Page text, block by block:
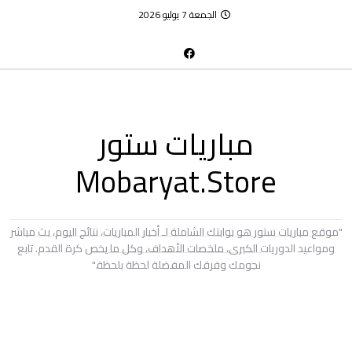
الجمعة 7 يوليو 2026
مباريات ستور
Mobaryat.Store
"موقع مباريات ستور هو بوابتك الشاملة لـ أخبار المباريات، نتائج اليوم، بث مباشر
ومواعيد الدوريات الكبرى، ملخصات الأهداف، وكل ما يخص كرة القدم. تابع
نجومك وفرقك المفضلة لحظة بلحظة."